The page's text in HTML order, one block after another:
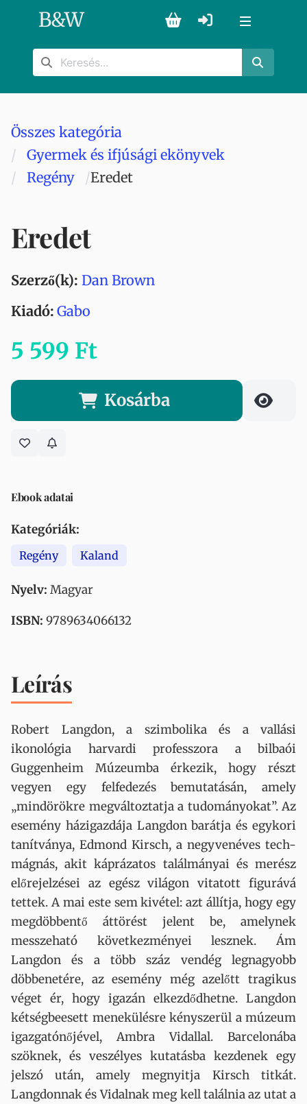
B&W
Összes kategória
Gyermek és ifjúsági ekönyvek
Regény
Eredet
Eredet
Szerző(k): Dan Brown
Kiadó: Gabo
5 599 Ft
Kosárba
Ebook adatai
Kategóriák:
Regény Kaland
Nyelv: Magyar
ISBN: 9789634066132
Leírás
Robert ​Langdon, a szimbolika és a vallási
ikonológia harvardi professzora a bilbaói
Guggenheim Múzeumba érkezik, hogy részt
vegyen egy felfedezés bemutatásán, amely
„mindörökre megváltoztatja a tudományokat”. Az
esemény házigazdája Langdon barátja és egykori
tanítványa, Edmond Kirsch, a negyvenéves tech-
mágnás, akit káprázatos találmányai és merész
előrejelzései az egész világon vitatott figurává
tettek. A mai este sem kivétel: azt állítja, hogy egy
megdöbbentő áttörést jelent be, amelynek
messzeható következményei lesznek. Ám
Langdon és a több száz vendég legnagyobb
döbbenetére, az esemény még azelőtt tragikus
véget ér, hogy igazán elkezdődhetne. Langdon
kétségbeesett menekülésre kényszerül a múzeum
igazgatónőjével, Ambra Vidallal. Barcelonába
szöknek, és veszélyes kutatásba kezdenek egy
jelszó után, amely megnyitja Kirsch titkát.
Langdonnak és Vidalnak meg kell találnia az utat a